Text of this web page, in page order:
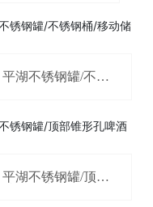
平湖不锈钢罐/不锈
平湖不锈钢罐/顶部